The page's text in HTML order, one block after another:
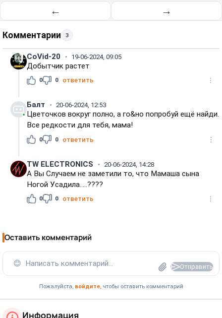
← →
Комментарии 3
CoVid-20 19-06-2024, 09:05
Добытчик растет
0 0 ответить
Балт 20-06-2024, 12:53
Цветочков вокруг полно, а го&но попробуй ещё найди.
Все редкости для тебя, мама!
0 0 ответить
TW ELECTRONICS 20-06-2024, 14:28
А Вы Случаем не заметили то, что Мамаша сына
Ногой Усадила.....????
0 0 ответить
Оставить комментарий
😊 Написать комментарий... Отправить
Пожалуйста, войдите, чтобы оставить комментарий
Информация